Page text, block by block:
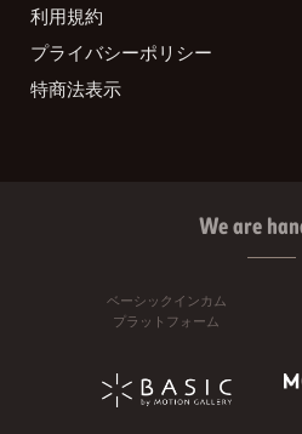
利用規約
プライバシーポリシー
特商法表示
We are
ベーシックインカム
プラットフォーム